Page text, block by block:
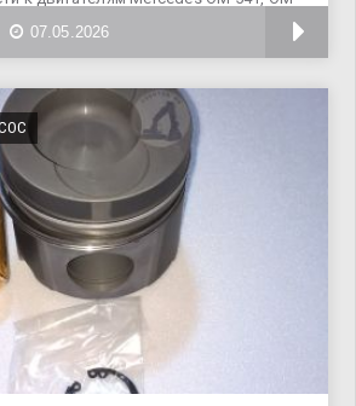
07.05.2026